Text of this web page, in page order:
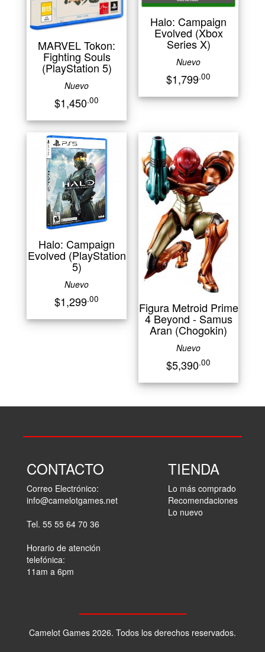
MARVEL Tokon:
Fighting Souls
(PlayStation 5)
Nuevo
$1,450.00
Halo: Campaign
Evolved (Xbox
Series X)
Nuevo
$1,799.00
Halo: Campaign
Evolved (PlayStation
5)
Nuevo
$1,299.00
Figura Metroid Prime
4 Beyond - Samus
Aran (Chogokin)
Nuevo
$5,390.00
CONTACTO
Correo Electrónico:
info@camelotgames.net
Tel. 55 55 64 70 36
Horario de atención
telefónica:
11am a 6pm
TIENDA
Lo más comprado
Recomendaciones
Lo nuevo
Camelot Games 2026. Todos los derechos reservados.